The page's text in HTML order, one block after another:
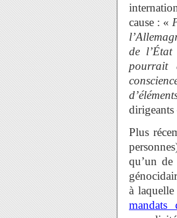
cause : «
de
pourrait
dirigeants
Plus
qu’un de
à
mandats